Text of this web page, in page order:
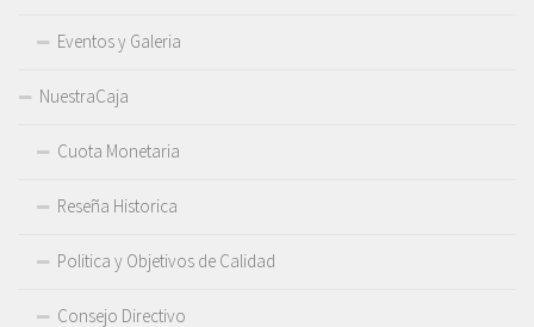
Eventos y Galeria
NuestraCaja
Cuota Monetaria
Reseña Historica
Politica y Objetivos de Calidad
Consejo Directivo